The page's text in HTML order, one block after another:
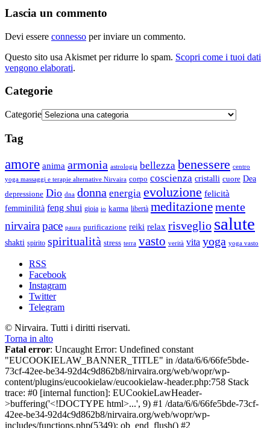
Lascia un commento
Devi essere connesso per inviare un commento.
Questo sito usa Akismet per ridurre lo spam. Scopri come i tuoi dati
vengono elaborati.
Categorie
Categorie
Tag
amore anima armonia astrologia bellezza benessere centro
yoga massaggi e terapie alternative Nirvaira corpo coscienza cristalli cuore Dea
depressione Dio dna donna energia evoluzione felicità
femminilità feng shui gioia io karma libertà meditazionemente
nirvairapace paura purificazione reiki relax risveglio salute
shakti spirito spiritualità stress terra vasto verità vita yoga yoga vasto
RSS
Facebook
Instagram
Twitter
Telegram
© Nirvaira. Tutti i diritti riservati.
Torna in alto
Fatal error: Uncaught Error: Undefined constant
"EUCOOKIELAW_BANNER_TITLE" in /data/6/6/66fe5bde-
73cf-42ee-be34-92d4c9d862b8/nirvaira.org/web/wopr/wp-
content/plugins/eucookielaw/eucookielaw-header.php:758 Stack
trace: #0 [internal function]: EUCookieLawHeader-
>buffering('<!DOCTYPE html>...', 9) #1 /data/6/6/66fe5bde-73cf-
42ee-be34-92d4c9d862b8/nirvaira.org/web/wopr/wp-
includes/functions.php(5349): ob_end_flush() #2